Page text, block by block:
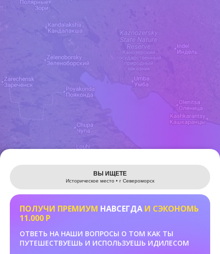
Leaflet
ВЫ ИЩЕТЕ
Историческое место • г Североморск
ПОЛУЧИ ПРЕМИУМ НАВСЕГДА И СЭКОНОМЬ
11.000 Р
ОТВЕТЬ НА НАШИ ВОПРОСЫ О ТОМ КАК ТЫ
ПУТЕШЕСТВУЕШЬ И ИСПОЛЬЗУЕШЬ ИДИЛЕСОМ